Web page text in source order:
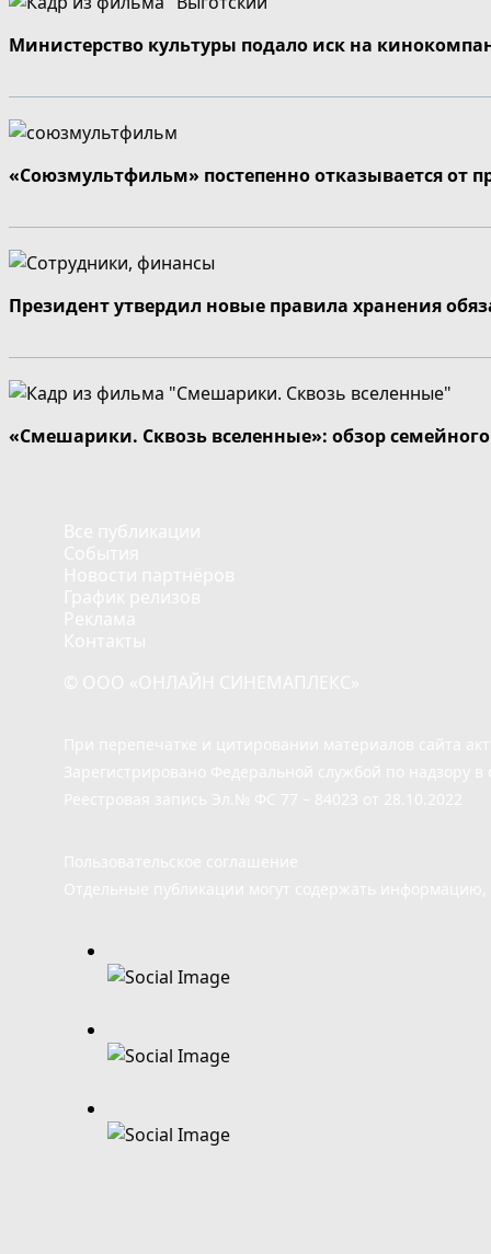
Министерство культуры подало иск на
«Союзмультфильм» постепенно отказывается от
Президент утвердил новые правила хранения
«Смешарики. Сквозь вселенные»: обзор